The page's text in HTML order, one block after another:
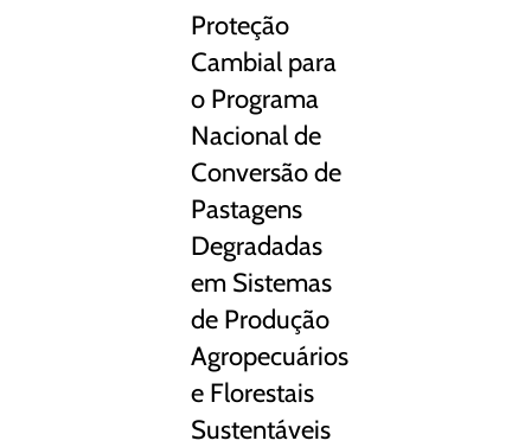
Proteção
Cambial para
o Programa
Nacional de
Conversão de
Pastagens
Degradadas
em Sistemas
de Produção
Agropecuários
e Florestais
Sustentáveis